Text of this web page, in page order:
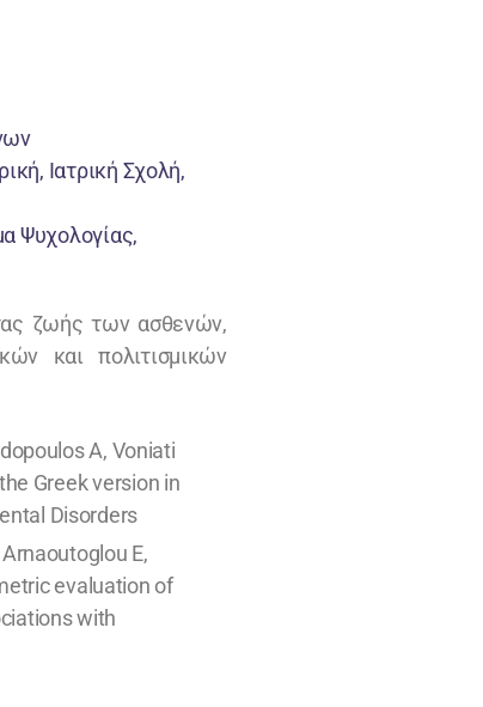
Ιατρική Σχολή,
Ψυχολογίας,
ζωής των ασθενών,
και πολιτισμικών
A, Voniati
Greek version in
Disorders
E,
evaluation of
with